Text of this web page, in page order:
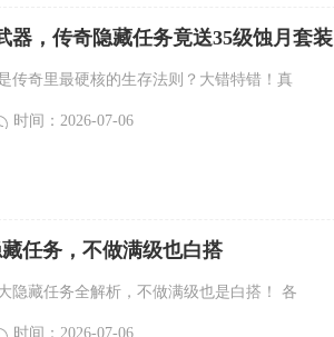
器，传奇隐藏任务竟送35级蚀月套装
传奇里最硬核的生存法则？大错特错！真
时间：2026-07-06
任务，不做满级也白搭
隐藏任务全解析，不做满级也是白搭！ 各
时间：2026-07-06